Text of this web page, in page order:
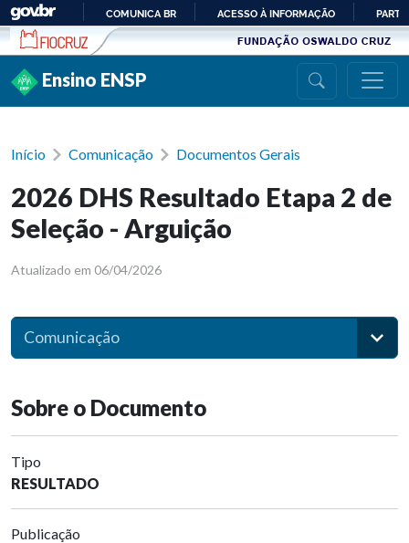
Ir para conteúdo
PARA
COMUNICA BR ACESSO À INFORMAÇÃO
Ensino ENSP
Início Comunicação Documentos Gerais
2026 DHS Resultado Etapa 2 de
Seleção - Arguição
Atualizado em 06/04/2026
Comunicação
Sobre o Documento
Tipo
RESULTADO
Publicação